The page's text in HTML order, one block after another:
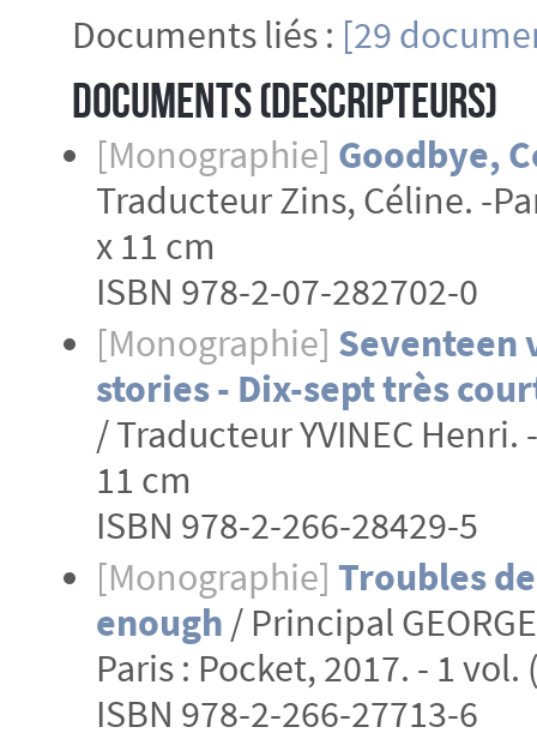
Documents liés : [29
Documents (Descripteurs)
[Monographie] Goodbye,
Traducteur Zins, Céline. -
x 11 cm
ISBN 978-2-07-282702-0
[Monographie] Seventeen
stories - Dix-sept très
/ Traducteur YVINEC Henri.
11 cm
ISBN 978-2-266-28429-5
[Monographie] Troubles
enough / Principal
Paris : Pocket, 2017. - 1 vol.
ISBN 978-2-266-27713-6